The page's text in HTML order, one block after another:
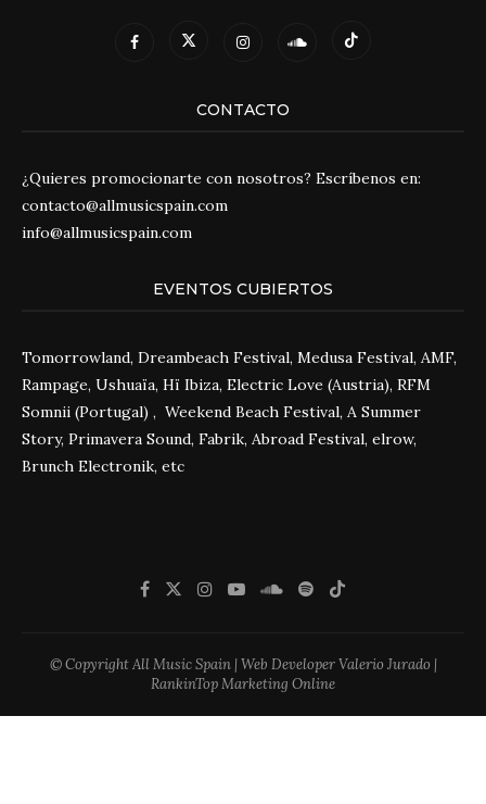
CONTACTO
¿Quieres promocionarte con nosotros? Escríbenos en:
contacto@allmusicspain.com
info@allmusicspain.com
EVENTOS CUBIERTOS
Tomorrowland, Dreambeach Festival, Medusa Festival, AMF,
Rampage, Ushuaïa, Hï Ibiza, Electric Love (Austria), RFM
Somnii (Portugal) , Weekend Beach Festival, A Summer
Story, Primavera Sound, Fabrik, Abroad Festival, elrow,
Brunch Electronik, etc
© Copyright All Music Spain | Web Developer Valerio Jurado |
RankinTop Marketing Online